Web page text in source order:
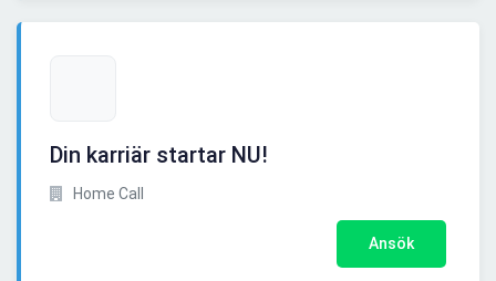
Din karriär startar NU!
Home Call
Ansök